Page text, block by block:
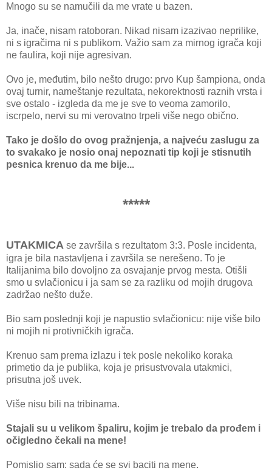
Mnogo su se namučili da me vrate u bazen.
Ja, inače, nisam ratoboran. Nikad nisam izazivao neprilike,
ni s igračima ni s publikom. Važio sam za mirnog igrača koji
ne faulira, koji nije agresivan.
Ovo je, međutim, bilo nešto drugo: prvo Kup šampiona, onda
ovaj turnir, nameštanje rezultata, nekorektnosti raznih vrsta i
sve ostalo - izgleda da me je sve to veoma zamorilo,
iscrpelo, nervi su mi verovatno trpeli više nego obično.
Tako je došlo do ovog pražnjenja, a najveću zaslugu za
to svakako je nosio onaj nepoznati tip koji je stisnutih
pesnica krenuo da me bije...
*****
UTAKMICA se završila s rezultatom 3:3. Posle incidenta,
igra je bila nastavljena i završila se nerešeno. To je
Italijanima bilo dovoljno za osvajanje prvog mesta. Otišli
smo u svlačionicu i ja sam se za razliku od mojih drugova
zadržao nešto duže.
Bio sam poslednji koji je napustio svlačionicu: nije više bilo
ni mojih ni protivničkih igrača.
Krenuo sam prema izlazu i tek posle nekoliko koraka
primetio da je publika, koja je prisustvovala utakmici,
prisutna još uvek.
Više nisu bili na tribinama.
Stajali su u velikom špaliru, kojim je trebalo da prođem i
očigledno čekali na mene!
Pomislio sam: sada će se svi baciti na mene.